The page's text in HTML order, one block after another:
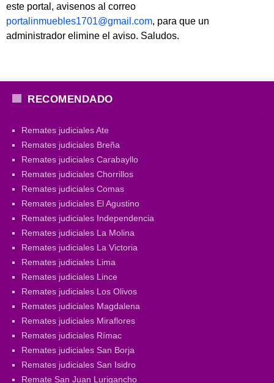
este portal, avisenos al correo
portalinmuebles1701@gmail.com, para que un
administrador elimine el aviso. Saludos.
RECOMENDADO
Remates judiciales Ate
Remates judiciales Breña
Remates judiciales Carabayllo
Remates judiciales Chorrillos
Remates judiciales Comas
Remates judiciales El Agustino
Remates judiciales Independencia
Remates judiciales La Molina
Remates judiciales La Victoria
Remates judiciales Lima
Remates judiciales Lince
Remates judiciales Los Olivos
Remates judiciales Magdalena
Remates judiciales Miraflores
Remates judiciales Rímac
Remates judiciales San Borja
Remates judiciales San Isidro
Remate San Juan Lurigancho